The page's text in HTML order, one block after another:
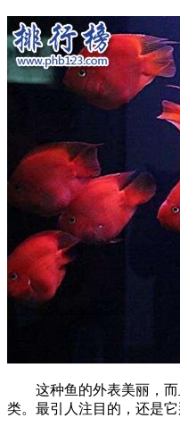
这种鱼的外表美丽，而
类。最引人注目的，还是